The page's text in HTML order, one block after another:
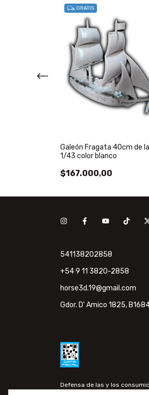
GRATIS
Galeón Fragata 40cm de
1/43 color blanco
$167.000,00
541138202858
+54 9 11 3820-2858
horse3d.19@gmail.com
Gdor. D' Amico 1825,
Defensa de las y los